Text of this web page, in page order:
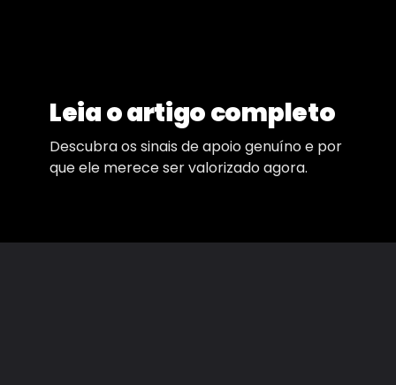
Leia o artigo completo
Descubra os sinais de apoio genuíno e por
que ele merece ser valorizado agora.